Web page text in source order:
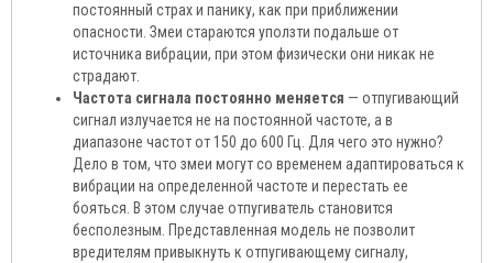
постоянный страх и панику, как при приближении
опасности. Змеи стараются уползти подальше от
источника вибрации, при этом физически они никак не
страдают.
Частота сигнала постоянно меняется — отпугивающий
сигнал излучается не на постоянной частоте, а в
диапазоне частот от 150 до 600 Гц. Для чего это нужно?
Дело в том, что змеи могут со временем адаптироваться к
вибрации на определенной частоте и перестать ее
бояться. В этом случае отпугиватель становится
бесполезным. Представленная модель не позволит
вредителям привыкнуть к отпугивающему сигналу,